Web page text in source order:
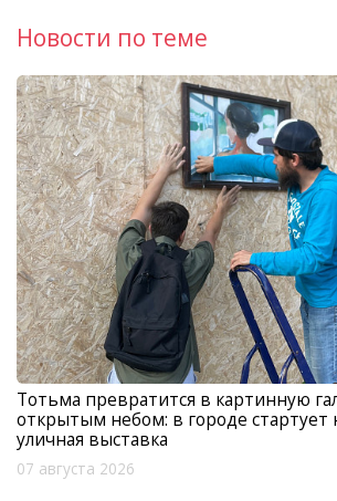
Новости по теме
Тотьма превратится в картинную
открытым небом: в городе стартует
уличная выставка
07 августа 2026